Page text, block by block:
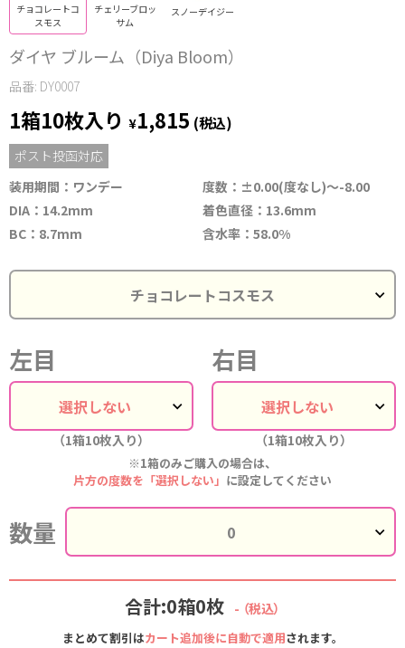
チョコレートコ
スモス
チェリーブロッ
サム
スノーデイジー
ダイヤ ブルーム（Diya Bloom）
品番: DY0007
1箱10枚入り ¥1,815 (税込)
ポスト投函対応
装用期間：ワンデー
度数：±0.00(度なし)〜-8.00
DIA：14.2mm
着色直径：13.6mm
BC：8.7mm
含水率：58.0%
左目
（1箱10枚入り）
右目
（1箱10枚入り）
※1箱のみご購入の場合は、
片方の度数を「選択しない」 に設定してください
数量
合計:0箱0枚 - （税込）
まとめて割引はカート追加後に自動で適用されます。